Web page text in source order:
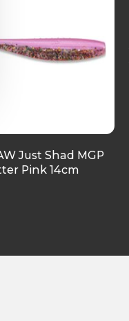
Just Shad MGP
Pink 14cm